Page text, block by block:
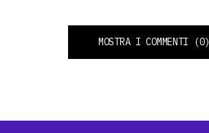
MOSTRA I COMMENTI (0)